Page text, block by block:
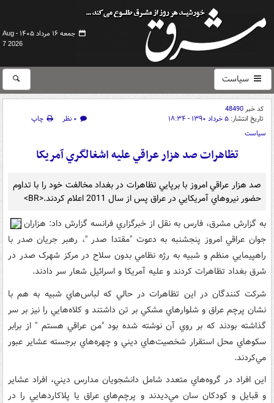
جمعه ۱۶ مرداد ۱۴۰۵ -
Aug
7 2026
سیاست
کد خبر48490
تاریخ انتشار: ۵ خرداد ۱۳۹۰ - ۱۸:۳۴ ۰ نظر
چاپ
سیاست
تظاهرات صد هزار عراقي عليه اشغالگري آمريکا
صد هزار عراقي امروز با برپايي تظاهرات در بغداد مخالفت خود را با تداوم
حضور نيروهاي آمريکايي در عراق پس از سال 2011 اعلام کردند.<BR>
به گزارش مشرق، فارس به نقل از خبرگزاري فرانسه گزارش داد: هزاران
جوان عراقي امروز پنجشنبه به دعوت "مقتدا صدر "، رهبر جريان صدر با
راهپيمايي منظم و شبيه به رژه نظامي بدون سلاح در مرکز شهرک صدر در
شرق بغداد تظاهرات کردند و عليه آمريکا و اسرائيل شعار سر دادند.
شرکت کنندگان در اين تظاهرات در حالي که لباس‌هاي شبيه به هم با
نشان پرچم عراق و شلوار‌هاي مشکي بر تن داشتند و کلا‌ه‌هايي را نيز بر سر
گذاشته بودند که بر روي آن نوشته شده بود "من عراقي هستم " از برابر
سکوهاي محل استقرار شخصيت‌هاي ديني و چهره‌هاي برجسته عشاير عبور
مي‌کردند.
اين افراد در گروه‌هاي متعدد شامل دانشجويان مدارس ديني، افراد عشاير
و قبايل و کودکان سان مي‌ديدند و پرچم‌هاي عراق يا پلاکاردهايي را در